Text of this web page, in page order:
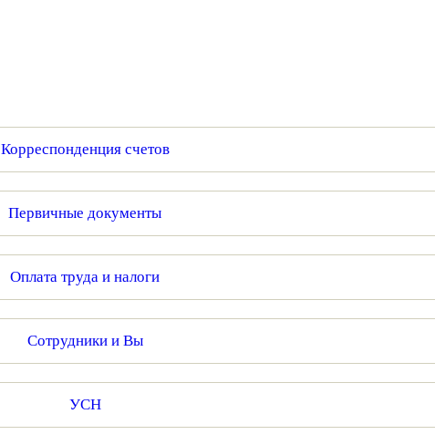
Корреспонденция счетов
Первичные документы
Оплата труда и налоги
Сотрудники и Вы
УСН